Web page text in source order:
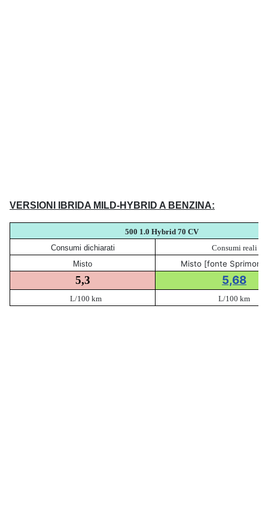
VERSIONI IBRIDA MILD-HYBRID A BENZINA:
500 1.0 Hybrid 70 CV
Consumi dichiarati
Consumi reali
Misto
Misto [fonte
5,3 5,68
L/100 km L/100 km